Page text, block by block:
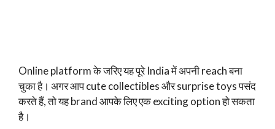
Online platform के जरिए यह पूरे India में अपनी reach बना
चुका है। अगर आप cute collectibles और surprise toys पसंद
करते हैं, तो यह brand आपके लिए एक exciting option हो सकता
है।